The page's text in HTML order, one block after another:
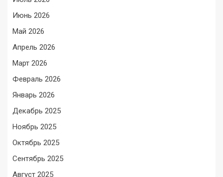
Июнь 2026
Май 2026
Апрель 2026
Март 2026
Февраль 2026
Январь 2026
Декабрь 2025
Ноябрь 2025
Октябрь 2025
Сентябрь 2025
Август 2025